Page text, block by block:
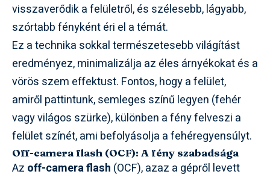
visszaverődik a felületről, és szélesebb, lágyabb,
szórtabb fényként éri el a témát.
Ez a technika sokkal természetesebb világítást
eredményez, minimalizálja az éles árnyékokat és a
vörös szem effektust. Fontos, hogy a felület,
amiről pattintunk, semleges színű legyen (fehér
vagy világos szürke), különben a fény felveszi a
felület színét, ami befolyásolja a fehéregyensúlyt.
Off-camera flash (OCF): A fény szabadsága
Az off-camera flash (OCF), azaz a gépről levett